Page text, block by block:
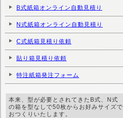
B式紙箱オンライン自動見積り
N式紙箱オンライン自動見積り
C式紙箱見積り依頼
貼り箱見積り依頼
特注紙箱発注フォーム
本来、型が必要とされてきたB式、N式
の箱を型なしで50枚からお好みサイズで
おつくりいたします。